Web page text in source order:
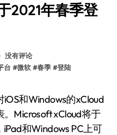
2021年春季登
没有评论
台 #微软 #春季 #登陆
Microsoft xCloud将于
和Windows PC上可